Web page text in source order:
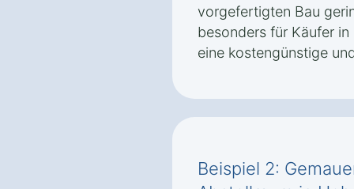
vorgefertigten Bau
besonders für Käufer
eine kostengünstige
Beispiel 2: